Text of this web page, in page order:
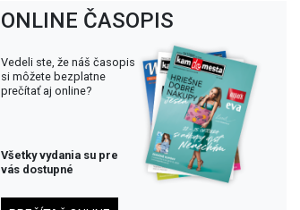
ONLINE ČASOPIS
Vedeli ste, že náš časopis
si môžete bezplatne
prečítať aj online?
Všetky vydania su pre
vás dostupné